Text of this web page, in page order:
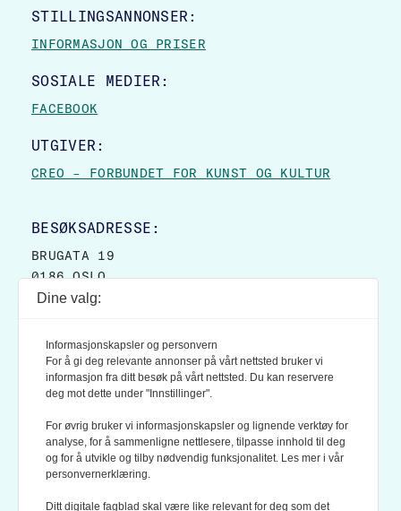
STILLINGSANNONSER:
INFORMASJON OG PRISER
SOSIALE MEDIER:
FACEBOOK
UTGIVER:
CREO – FORBUNDET FOR KUNST OG KULTUR
BESØKSADRESSE:
BRUGATA 19
0186 OSLO
POSTBOKS 9007 GRØNLAND
0133 OSLO
LES OGSÅ:
KONTEKSTS PERSONVERN-POLICY
Dine valg:
Informasjonskapsler og personvern
For å gi deg relevante annonser på vårt nettsted bruker vi
informasjon fra ditt besøk på vårt nettsted. Du kan reservere
deg mot dette under "Innstillinger".
For øvrig bruker vi informasjonskapsler og lignende verktøy for
analyse, for å sammenligne nettlesere, tilpasse innhold til deg
og for å utvikle og tilby nødvendig funksjonalitet. Les mer i vår
personvernerklæring.
Ditt digitale fagblad skal være like relevant for deg som det